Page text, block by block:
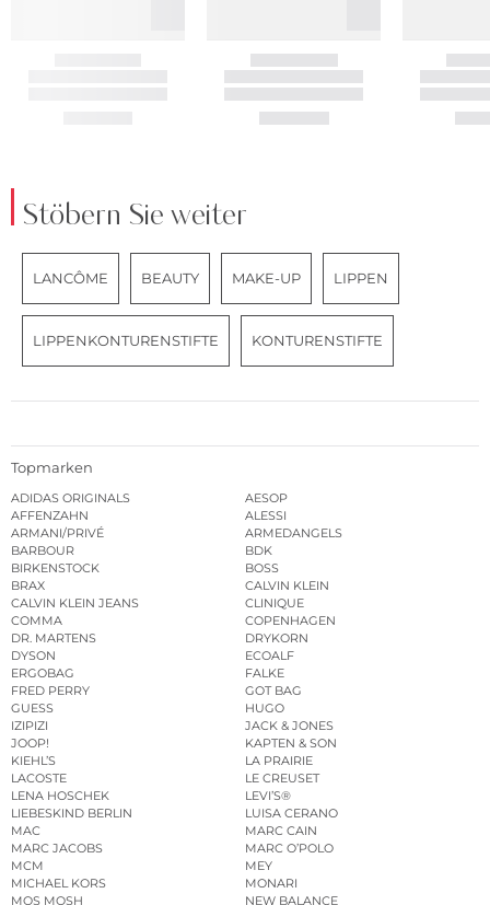
Stöbern Sie weiter
LANCÔME BEAUTY MAKE-UP LIPPEN
LIPPENKONTURENSTIFTE KONTURENSTIFTE
Topmarken
ADIDAS ORIGINALS
AESOP
AFFENZAHN
ALESSI
ARMANI/PRIVÉ
ARMEDANGELS
BARBOUR
BDK
BIRKENSTOCK
BOSS
BRAX
CALVIN KLEIN
CALVIN KLEIN JEANS
CLINIQUE
COMMA
COPENHAGEN
DR. MARTENS
DRYKORN
DYSON
ECOALF
ERGOBAG
FALKE
FRED PERRY
GOT BAG
GUESS
HUGO
IZIPIZI
JACK & JONES
JOOP!
KAPTEN & SON
KIEHL’S
LA PRAIRIE
LACOSTE
LE CREUSET
LENA HOSCHEK
LEVI’S®
LIEBESKIND BERLIN
LUISA CERANO
MAC
MARC CAIN
MARC JACOBS
MARC O’POLO
MCM
MEY
MICHAEL KORS
MONARI
MOS MOSH
NEW BALANCE